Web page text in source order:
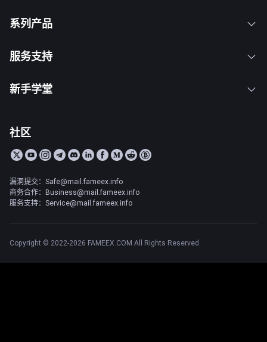
系列产品
服务支持
新手学堂
社区
漏洞提交：Safe@mail.fameex.info
商务合作：Business@mail.fameex.info
服务支持：Service@mail.fameex.info
Copyright © 2022-2026 FAMEEX.COM All Rights Reserved